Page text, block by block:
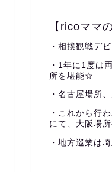
【ricoママ
・相撲観戦デ
・1年に1度は
所を堪能☆
・名古屋場所
・これから行
にて、大阪場所
・地方巡業は